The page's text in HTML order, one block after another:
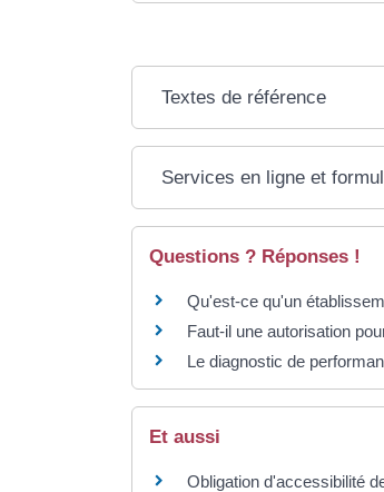
Textes de référence
Services en ligne et
Questions ? Réponses !
Qu'est-ce qu'un
Faut-il une autorisation
Le diagnostic de
Et aussi
Obligation d'accessibilité